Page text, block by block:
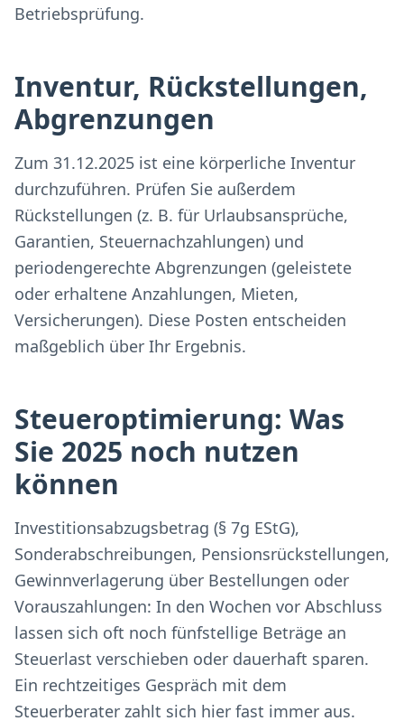
Betriebsprüfung.
Inventur, Rückstellungen,
Abgrenzungen
Zum 31.12.2025 ist eine körperliche Inventur
durchzuführen. Prüfen Sie außerdem
Rückstellungen (z. B. für Urlaubsansprüche,
Garantien, Steuernachzahlungen) und
periodengerechte Abgrenzungen (geleistete
oder erhaltene Anzahlungen, Mieten,
Versicherungen). Diese Posten entscheiden
maßgeblich über Ihr Ergebnis.
Steueroptimierung: Was
Sie 2025 noch nutzen
können
Investitionsabzugsbetrag (§ 7g EStG),
Sonderabschreibungen, Pensionsrückstellungen,
Gewinnverlagerung über Bestellungen oder
Vorauszahlungen: In den Wochen vor Abschluss
lassen sich oft noch fünfstellige Beträge an
Steuerlast verschieben oder dauerhaft sparen.
Ein rechtzeitiges Gespräch mit dem
Steuerberater zahlt sich hier fast immer aus.